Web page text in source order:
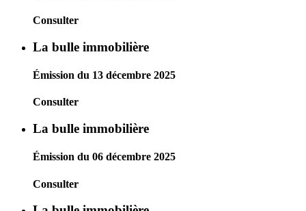
Consulter
La bulle immobilière
Émission du 13 décembre 2025
Consulter
La bulle immobilière
Émission du 06 décembre 2025
Consulter